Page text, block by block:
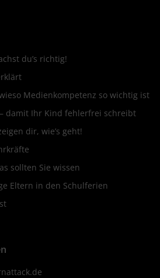
du’s richtig!
Medienkompetenz so wichtig ist
damit Ihr Kind fehlerfrei schreibt
dir, wie’s geht!
sollten Sie wissen
Eltern in den Schulferien